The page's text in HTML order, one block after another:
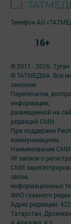
© 2011 - 2026.
© ТАТМЕДИА. Все
законом.
Перепечатка,
информации,
размещенной на
редакций СМИ.
При поддержке
коммуникациям.
Наименование СМИ:
№ записи о
СМИ
связи,
информационных
ФИО главного
Адрес редакции:
Татарстан,
Телефон АО
16+